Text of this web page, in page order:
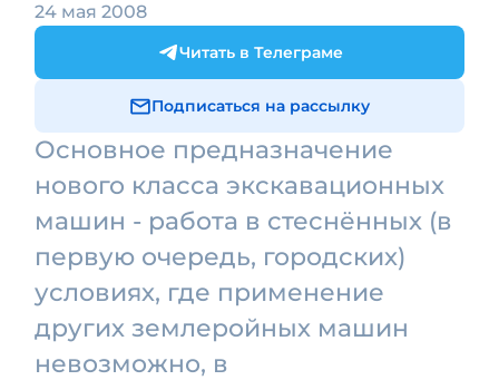
24 мая 2008
Читать в Телеграме
Подписаться на рассылку
Основное предназначение
нового класса экскавационных
машин - работа в стеснённых (в
первую очередь, городских)
условиях, где применение
других землеройных машин
невозможно, в